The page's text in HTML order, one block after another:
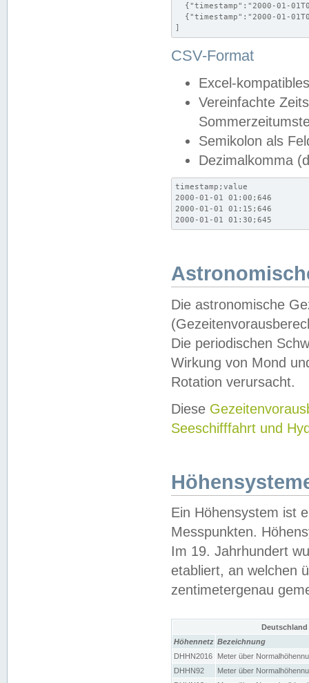
{"timestamp":"2000-01-
{"timestamp":"2000-01-
]
CSV-Format
Excel-
Vereinfachte
Semikolon als
Dezimalkomma
timestamp;value
2000-01-01 01:00;646
2000-01-01 01:15;646
2000-01-01 01:30;645
Die astronomische
Die periodischen
Wirkung von Mond
Rotation verursacht.
Diese
Seeschifffahrt und
Ein Höhensystem ist
Messpunkten.
Im 19. Jahrhundert
etabliert, an welchen
zentimetergenau
Höhennetz Bezeichnung
DHHN2016
Meter über
DHHN92
Meter über